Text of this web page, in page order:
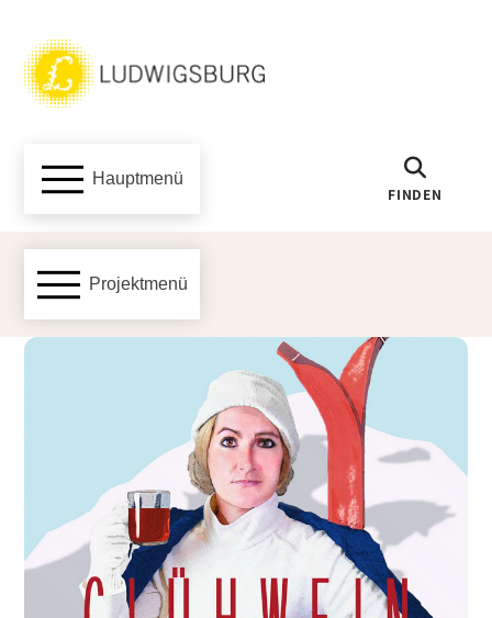
Hauptmenü
FINDEN
Projektmenü